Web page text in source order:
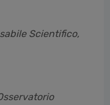
Scientifico,